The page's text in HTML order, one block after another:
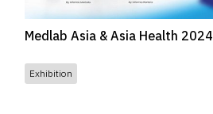
Medlab Asia & Asia Health 2024
Exhibition